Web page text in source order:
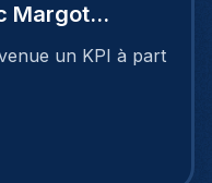
Margot
un KPI à part